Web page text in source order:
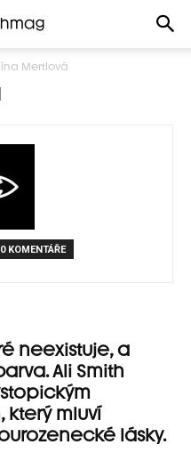
Mertlová
0 KOMENTÁŘE
neexistuje, a
Ali Smith
který mluví
lásky.